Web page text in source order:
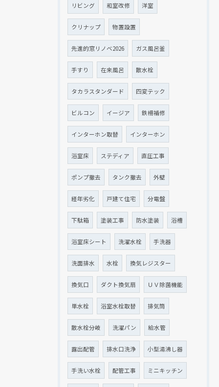
リビング 和室改修 洋室
クリナップ 物置設置
先進的窓リノベ2026 ガス風呂釜
手すり 在来風呂 散水栓
タカラスタンダード 四変テック
ビルコン イージア 鉄柵補修
インターホン取替 インターホン
浴室床 ステディア 直圧工事
ポンプ撤去 タンク撤去 外壁
経年劣化 戸建て住宅 分電盤
下駄箱 塗装工事 防水塗装 浴槽
浴室床シート 洗濯水栓 手洗器
洗面排水 水栓 換気レジスター
換気口 ダクト換気扇 ＵＶ除菌機能
単水栓 浴室水栓取替 排気筒
散水栓分岐 洗濯パン 給水管
露出配管 排水口洗浄 小型湯沸し器
手洗い水栓 配管工事 ミニキッチン